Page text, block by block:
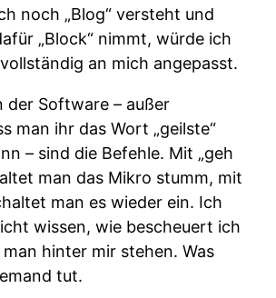
noch „Blog“ versteht und
„Block“ nimmt, würde ich
an mich angepasst.
der Software – außer
man ihr das Wort „geilste“
– sind die Befehle. Mit „geh
man das Mikro stumm, mit
man es wieder ein. Ich
wissen, wie bescheuert ich
hinter mir stehen. Was
tut.